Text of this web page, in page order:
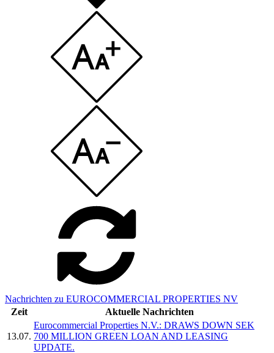
Nachrichten zu EUROCOMMERCIAL PROPERTIES NV
Zeit
Aktuelle Nachrichten
13.07.
Eurocommercial Properties N.V.: DRAWS DOWN SEK
700 MILLION GREEN LOAN AND LEASING
UPDATE.